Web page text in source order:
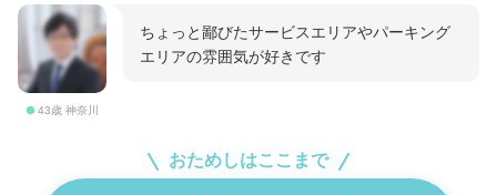
43歳 神奈川
ちょっと鄙びたサービスエリアやパーキング
エリアの雰囲気が好きです
おためしはここまで